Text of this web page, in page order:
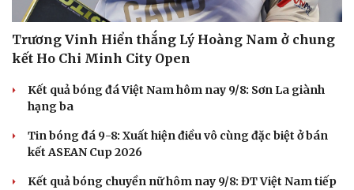
Trương Vinh Hiển thắng Lý Hoàng Nam ở chung
kết Ho Chi Minh City Open
Kết quả bóng đá Việt Nam hôm nay 9/8: Sơn La giành
hạng ba
Tin bóng đá 9-8: Xuất hiện điều vô cùng đặc biệt ở bán
kết ASEAN Cup 2026
Kết quả bóng chuyền nữ hôm nay 9/8: ĐT Việt Nam tiếp